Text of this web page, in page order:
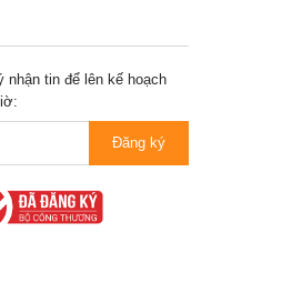
nhận tin để lên kế hoạch
Đăng ký